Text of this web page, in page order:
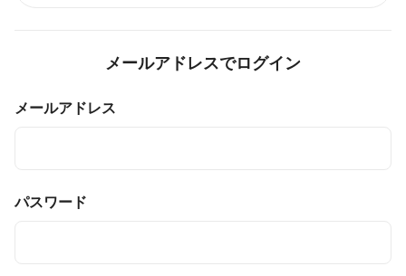
メールアドレスでログイン
メールアドレス
パスワード